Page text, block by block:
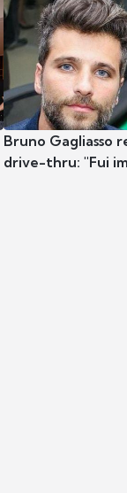
Bruno Gagliasso
drive-thru: "Fui